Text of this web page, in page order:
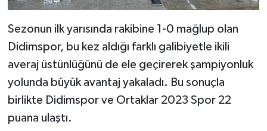
Sezonun ilk yarısında rakibine 1-0 mağlup olan
Didimspor, bu kez aldığı farklı galibiyetle ikili
averaj üstünlüğünü de ele geçirerek şampiyonluk
yolunda büyük avantaj yakaladı. Bu sonuçla
birlikte Didimspor ve Ortaklar 2023 Spor 22
puana ulaştı.